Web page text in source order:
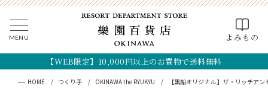
MENU よみもの
【WEB限定】10,000円以上のお買物で送料無料
CLOSE
検索
キーワード検索
MY PAGE CART
全ての商品
HOME つくり手 OKINAWA the RYUKYU 【黒船オリジナル 】ザ・リッチアン